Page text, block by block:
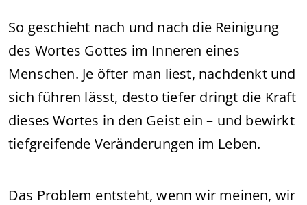
So geschieht nach und nach die Reinigung
des Wortes Gottes im Inneren eines
Menschen. Je öfter man liest, nachdenkt und
sich führen lässt, desto tiefer dringt die Kraft
dieses Wortes in den Geist ein – und bewirkt
tiefgreifende Veränderungen im Leben.
Das Problem entsteht, wenn wir meinen, wir